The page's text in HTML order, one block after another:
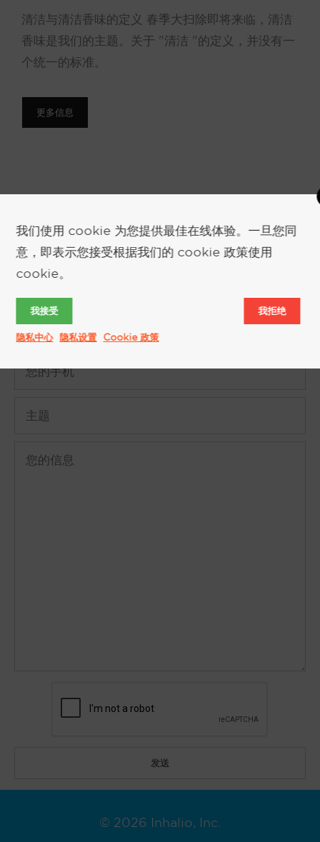
清洁与清洁香味的定义 春季大扫除即将来临，清洁
香味是我们的主题。关于 "清洁 "的定义，并没有一
个统一的标准。
更多信息
索取更多信息
© 2026 Inhalio, Inc.
我们使用 cookie 为您提供最佳在线体验。一旦您同
意，即表示您接受根据我们的 cookie 政策使用
cookie。
我接受 我拒绝
隐私中心 隐私设置 Cookie 政策